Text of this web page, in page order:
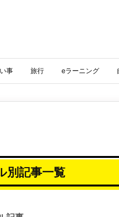
事 旅行 eラーニング
別記事一覧